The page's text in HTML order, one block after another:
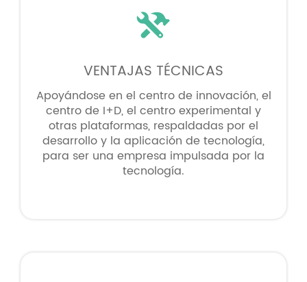

VENTAJAS TÉCNICAS
Apoyándose en el centro de innovación, el
centro de I+D, el centro experimental y
otras plataformas, respaldadas por el
desarrollo y la aplicación de tecnología,
para ser una empresa impulsada por la
tecnología.